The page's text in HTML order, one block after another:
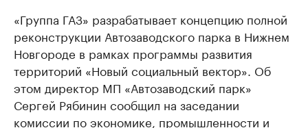
«Группа ГАЗ» разрабатывает концепцию полной
реконструкции Автозаводского парка в Нижнем
Новгороде в рамках программы развития
территорий «Новый социальный вектор». Об
этом директор МП «Автозаводский парк»
Сергей Рябинин сообщил на заседании
комиссии по экономике, промышленности и